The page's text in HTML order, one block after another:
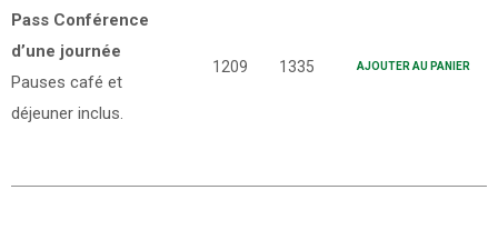
Pass Conférence
d’une journée
Pauses café et
déjeuner inclus.
1209 1335 AJOUTER AU PANIER